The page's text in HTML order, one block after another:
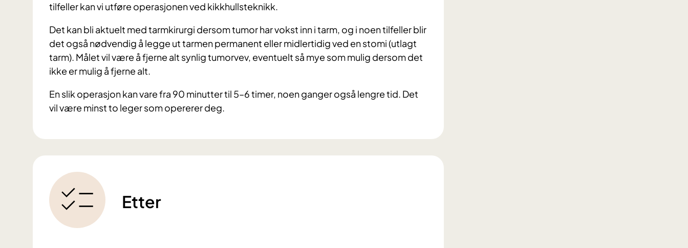
tilfeller kan vi utføre operasjonen ved kikkhullsteknikk.
Det kan bli aktuelt med tarmkirurgi dersom tumor har vokst inn i tarm, og i noen tilfeller blir
det også nødvendig å legge ut tarmen permanent eller midlertidig ved en stomi (utlagt
tarm). Målet vil være å fjerne alt synlig tumorvev, eventuelt så mye som mulig dersom det
ikke er mulig å fjerne alt.
En slik operasjon kan vare fra 90 minutter til 5–6 timer, noen ganger også lengre tid. Det
vil være minst to leger som opererer deg.
Etter